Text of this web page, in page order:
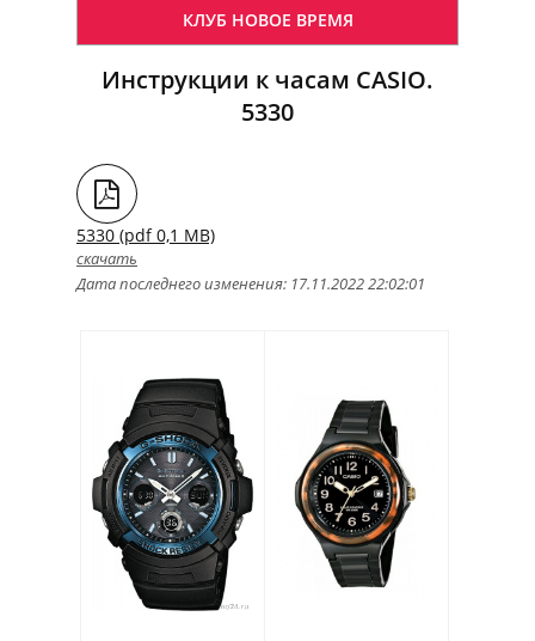
КЛУБ НОВОЕ ВРЕМЯ
Инструкции к часам CASIO.
5330
5330 (pdf 0,1 MB)
скачать
Дата последнего изменения: 17.11.2022 22:02:01